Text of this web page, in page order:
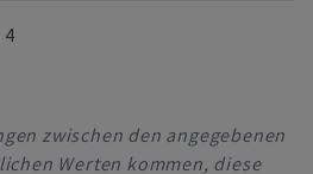
4
zwischen den angegebenen
Werten kommen, diese